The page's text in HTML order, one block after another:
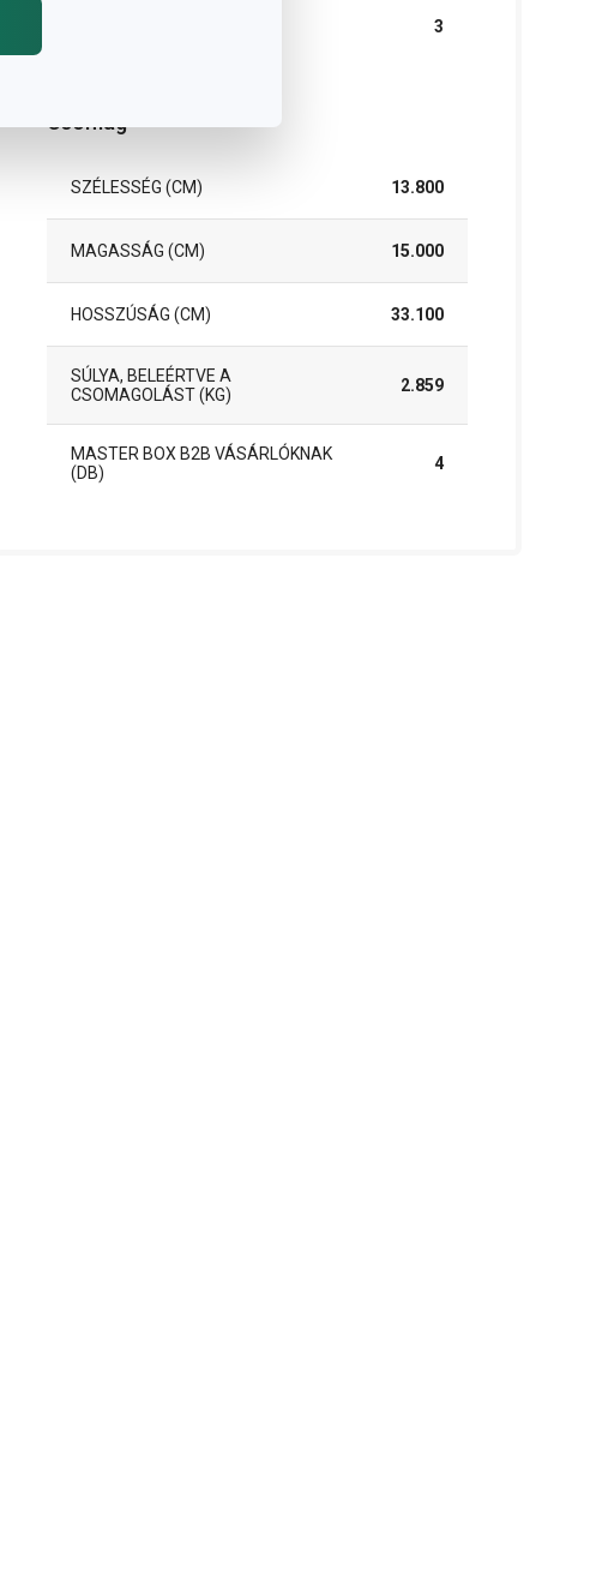
3
Csomag
SZÉLESSÉG (CM) 13.800
MAGASSÁG (CM) 15.000
HOSSZÚSÁG (CM) 33.100
SÚLYA, BELEÉRTVE A
CSOMAGOLÁST (KG)
2.859
MASTER BOX B2B VÁSÁRLÓKNAK
(DB)
4